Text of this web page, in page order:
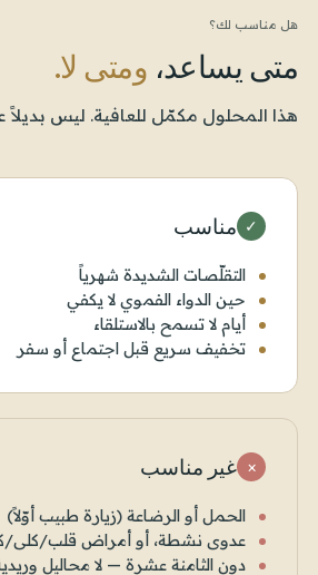
هل مناسب لك؟
متى يساعد، ومتى لا.
هذا المحلول مكمّل للعافية. ليس
✓ مناسب
التقلّصات الشديدة شهرياً
حين الدواء الفموي لا يكفي
أيام لا تسمح بالاستلقاء
تخفيف سريع قبل اجتماع أو سفر
× غير مناسب
الحمل أو الرضاعة (زيارة طبيب أوّلاً)
عدوى نشطة، أو أمراض قلب/كلى/
دون الثامنة عشرة — لا محاليل